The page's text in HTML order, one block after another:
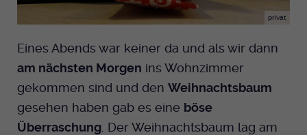
privat
Eines Abends war keiner da und als wir dann
am nächsten Morgen ins Wohnzimmer
gekommen sind und den Weihnachtsbaum
gesehen haben gab es eine böse
Überraschung . Der Weihnachtsbaum lag am